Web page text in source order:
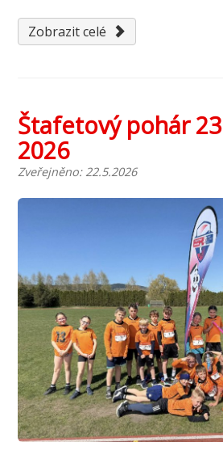
Zobrazit celé
Štafetový pohár
2026
Zveřejněno: 22.5.2026